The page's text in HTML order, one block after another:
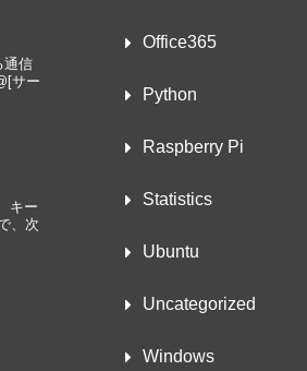
通信
サー
キー
、次
Office365
Python
Raspberry Pi
Statistics
Ubuntu
Uncategorized
Windows